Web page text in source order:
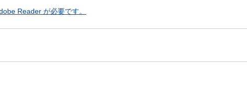
Reader が必要です。